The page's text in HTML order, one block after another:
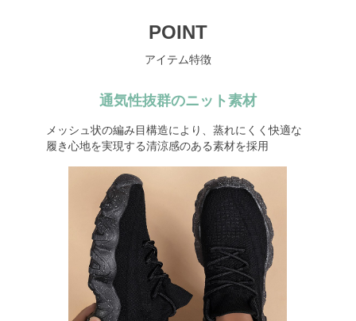
POINT
アイテム特徴
通気性抜群のニット素材
メッシュ状の編み目構造により、蒸れにくく快適な
履き心地を実現する清涼感のある素材を採用